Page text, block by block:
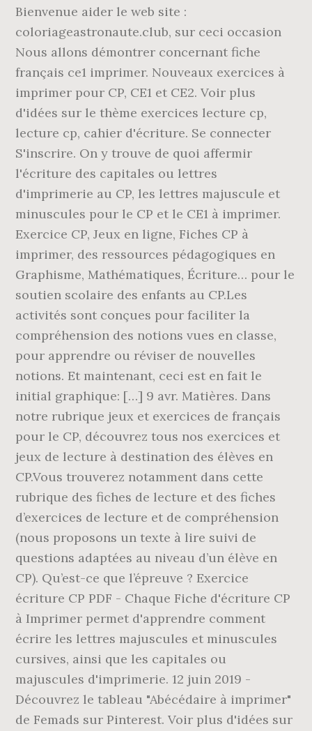
Bienvenue aider le web site :
coloriageastronaute.club, sur ceci occasion
Nous allons démontrer concernant fiche
français ce1 imprimer. Nouveaux exercices à
imprimer pour CP, CE1 et CE2. Voir plus
d'idées sur le thème exercices lecture cp,
lecture cp, cahier d'écriture. Se connecter
S'inscrire. On y trouve de quoi affermir
l'écriture des capitales ou lettres
d'imprimerie au CP, les lettres majuscule et
minuscules pour le CP et le CE1 à imprimer.
Exercice CP, Jeux en ligne, Fiches CP à
imprimer, des ressources pédagogiques en
Graphisme, Mathématiques, Écriture… pour le
soutien scolaire des enfants au CP.Les
activités sont conçues pour faciliter la
compréhension des notions vues en classe,
pour apprendre ou réviser de nouvelles
notions. Et maintenant, ceci est en fait le
initial graphique: […] 9 avr. Matières. Dans
notre rubrique jeux et exercices de français
pour le CP, découvrez tous nos exercices et
jeux de lecture à destination des élèves en
CP.Vous trouverez notamment dans cette
rubrique des fiches de lecture et des fiches
d’exercices de lecture et de compréhension
(nous proposons un texte à lire suivi de
questions adaptées au niveau d’un élève en
CP). Qu’est-ce que l’épreuve ? Exercice
écriture CP PDF - Chaque Fiche d'écriture CP
à Imprimer permet d'apprendre comment
écrire les lettres majuscules et minuscules
cursives, ainsi que les capitales ou
majuscules d'imprimerie. 12 juin 2019 -
Découvrez le tableau "Abécédaire à imprimer"
de Femads sur Pinterest. Voir plus d'idées sur